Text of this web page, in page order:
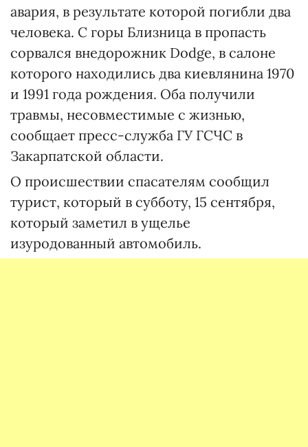
авария, в результате которой погибли два
человека. С горы Близница в пропасть
сорвался внедорожник Dodge, в салоне
которого находились два киевлянина 1970
и 1991 года рождения. Оба получили
травмы, несовместимые с жизнью,
сообщает пресс-служба ГУ ГСЧС в
Закарпатской области.
О происшествии спасателям сообщил
турист, который в субботу, 15 сентября,
который заметил в ущелье
изуродованный автомобиль.